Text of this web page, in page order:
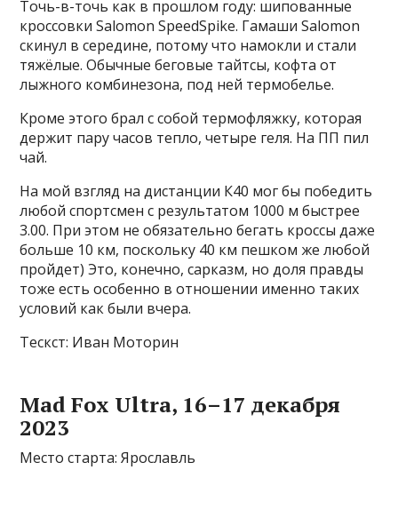
Точь-в-точь как в прошлом году: шипованные
кроссовки Salomon SpeedSpike. Гамаши Salomon
скинул в середине, потому что намокли и стали
тяжёлые. Обычные беговые тайтсы, кофта от
лыжного комбинезона, под ней термобелье.
Кроме этого брал с собой термофляжку, которая
держит пару часов тепло, четыре геля. На ПП пил
чай.
На мой взгляд на дистанции К40 мог бы победить
любой спортсмен с результатом 1000 м быстрее
3.00. При этом не обязательно бегать кроссы даже
больше 10 км, поскольку 40 км пешком же любой
пройдет) Это, конечно, сарказм, но доля правды
тоже есть особенно в отношении именно таких
условий как были вчера.
Тескст: Иван Моторин
Mad Fox Ultra, 16–17 декабря
2023
Место старта: Ярославль